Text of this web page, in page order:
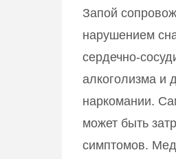
Запой
нарушением
сердечно-
алкоголизма и
наркомании.
может быть
симптомов.